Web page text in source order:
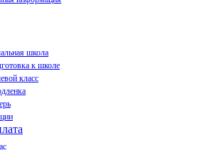
школа
к школе
класс